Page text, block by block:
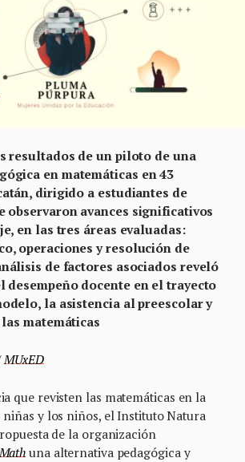
resultados de un piloto de una
en matemáticas en 43
dirigido a estudiantes de
observaron avances significativos
en las tres áreas evaluadas:
operaciones y resolución de
de factores asociados reveló
desempeño docente en el trayecto
la asistencia al preescolar y
matemáticas
MUxED
que revisten las matemáticas en la
y los niños, el Instituto Natura
de la organización
una alternativa pedagógica y